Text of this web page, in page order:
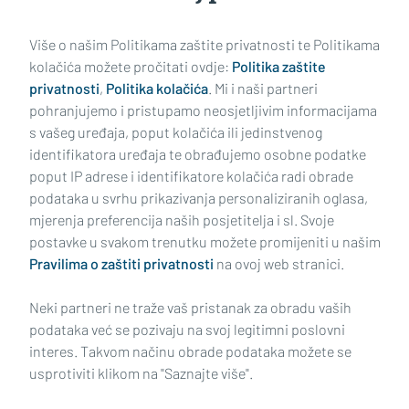
Impressum Uvjeti korištenja Politika privatnosti
Politika kolačića Kontakt Pritužbe Suradnici
Oglašavanje
RUBRIKE
Više o našim Politikama zaštite privatnosti te Politikama
kolačića možete pročitati ovdje: Politika zaštite
privatnosti, Politika kolačića. Mi i naši partneri
pohranjujemo i pristupamo neosjetljivim informacijama
s vašeg uređaja, poput kolačića ili jedinstvenog
identifikatora uređaja te obrađujemo osobne podatke
poput IP adrese i identifikatore kolačića radi obrade
podataka u svrhu prikazivanja personaliziranih oglasa,
mjerenja preferencija naših posjetitelja i sl. Svoje
postavke u svakom trenutku možete promijeniti u našim
Pravilima o zaštiti privatnosti na ovoj web stranici.
Neki partneri ne traže vaš pristanak za obradu vaših
podataka već se pozivaju na svoj legitimni poslovni
interes. Takvom načinu obrade podataka možete se
usprotiviti klikom na "Saznajte više".